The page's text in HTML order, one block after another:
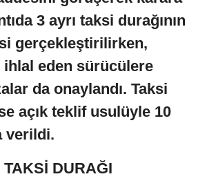
3 ayrı taksi durağının
gerçekleştirilirken,
eden sürücülere
da onaylandı. Taksi
açık teklif usulüyle 10
verildi.
DURAĞI